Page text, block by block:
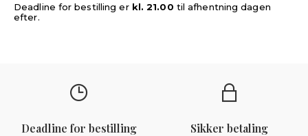
Deadline for bestilling er kl. 21.00 til afhentning dagen
efter.
Deadline for bestilling Sikker betaling